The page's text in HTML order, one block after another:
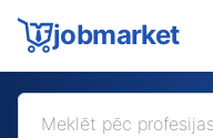
jobmarket